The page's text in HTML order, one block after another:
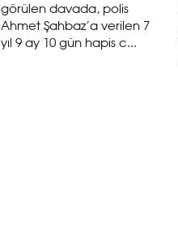
görülen davada, polis
Ahmet Şahbaz’a verilen 7
yıl 9 ay 10 gün hapis c...